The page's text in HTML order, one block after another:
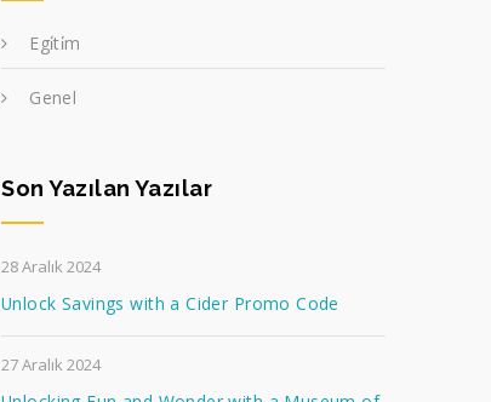
Egi̇ti̇m
Genel
Son Yazılan Yazılar
28 Aralık 2024
Unlock Savings with a Cider Promo Code
27 Aralık 2024